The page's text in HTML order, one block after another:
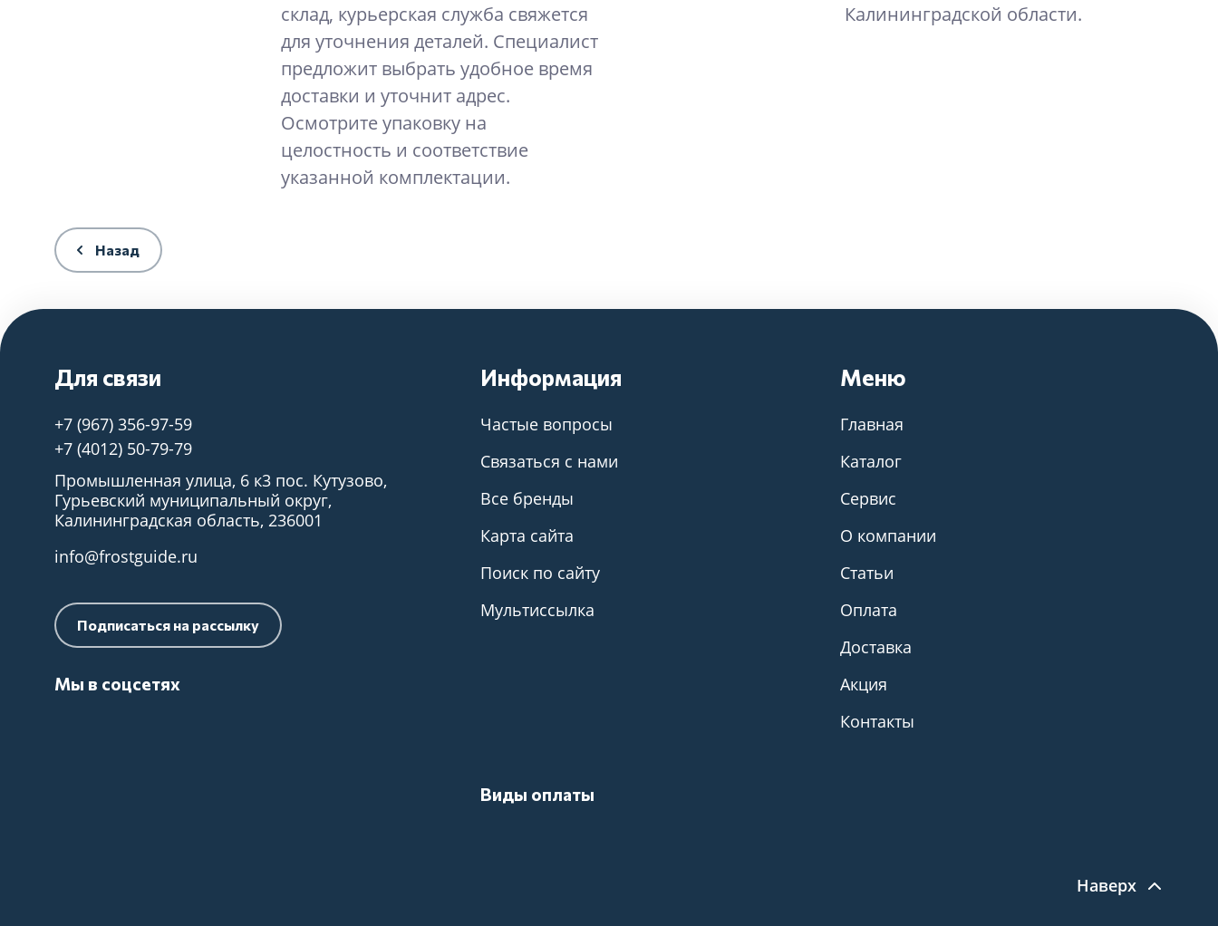
склад, курьерская служба свяжется
для уточнения деталей. Специалист
предложит выбрать удобное время
доставки и уточнит адрес.
Осмотрите упаковку на
целостность и соответствие
указанной комплектации.
Калининградской области.
Назад
Для связи
+7 (967) 356-97-59
+7 (4012) 50-79-79
Промышленная улица, 6 к3 пос. Кутузово,
Гурьевский муниципальный округ,
Калининградская область, 236001
info@frostguide.ru
Подписаться на рассылку
Мы в соцсетях
Информация
Частые вопросы
Связаться с нами
Все бренды
Карта сайта
Поиск по сайту
Мультиссылка
Меню
Главная
Каталог
Сервис
О компании
Статьи
Оплата
Доставка
Акция
Контакты
Виды оплаты
Наверх